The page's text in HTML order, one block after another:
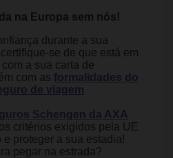
na Europa sem nós!
durante a sua
se de que está em
a sua carta de
com as formalidades do
de viagem
Schengen da AXA
critérios exigidos pela UE
e proteger a sua estadia!
pegar na estrada?